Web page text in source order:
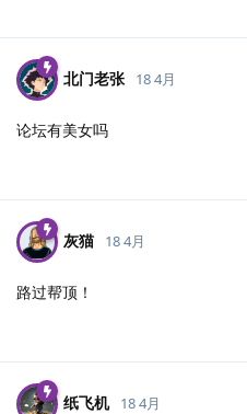
北门老张 18 4月
论坛有美女吗
灰猫 18 4月
路过帮顶！
纸飞机 18 4月